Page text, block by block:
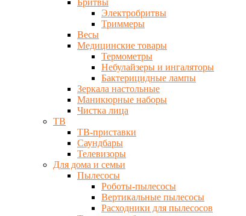
Бритвы
Электробритвы
Триммеры
Весы
Медицинские товары
Термометры
Небулайзеры и ингаляторы
Бактерицидные лампы
Зеркала настольные
Маникюрные наборы
Чистка лица
ТВ
ТВ-приставки
Саундбары
Телевизоры
Для дома и семьи
Пылесосы
Роботы-пылесосы
Вертикальные пылесосы
Расходники для пылесосов